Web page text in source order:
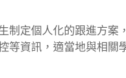
制定個人化的跟進方案
等資訊，適當地與相關